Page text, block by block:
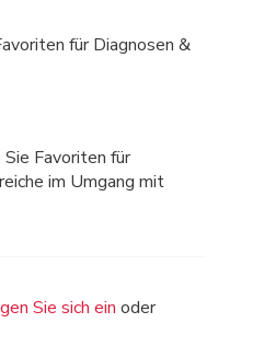
für Diagnosen &
Favoriten für
im Umgang mit
Sie sich ein oder